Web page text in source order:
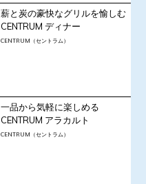
薪と炭の豪快なグリルを愉しむ
CENTRUM ディナー
CENTRUM（セントラム）
一品から気軽に楽しめる
CENTRUM アラカルト
CENTRUM（セントラム）